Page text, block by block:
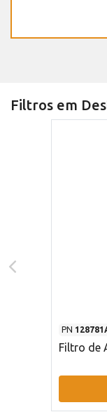
Filtros em
PN
Filtro de